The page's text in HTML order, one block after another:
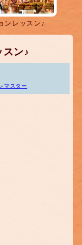
ンレッスン♪
ン♪
マスター